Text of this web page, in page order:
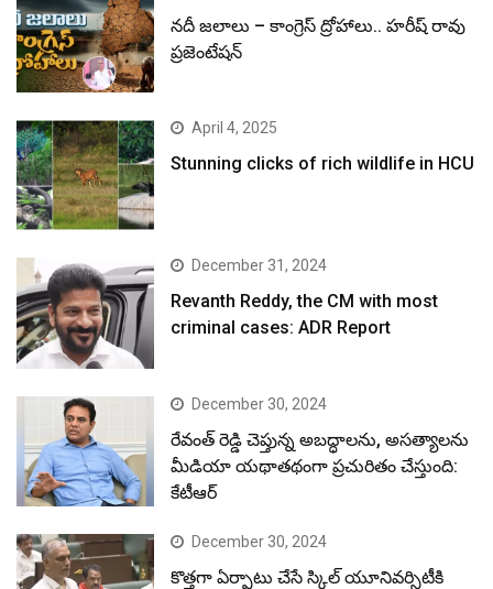
నదీ జలాలు – కాంగ్రెస్ ద్రోహాలు.. హరీష్ రావు
ప్రజెంటేషన్
April 4, 2025
Stunning clicks of rich wildlife in HCU
December 31, 2024
Revanth Reddy, the CM with most
criminal cases: ADR Report
December 30, 2024
రేవంత్ రెడ్డి చెప్తున్న అబద్ధాలను, అసత్యాలను
మీడియా యథాతథంగా ప్రచురితం చేస్తుంది:
కేటీఆర్
December 30, 2024
కొత్తగా ఏర్పాటు చేసే స్కిల్ యూనివర్సిటీకి